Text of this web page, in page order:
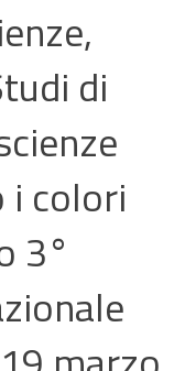
di
i colori
3°